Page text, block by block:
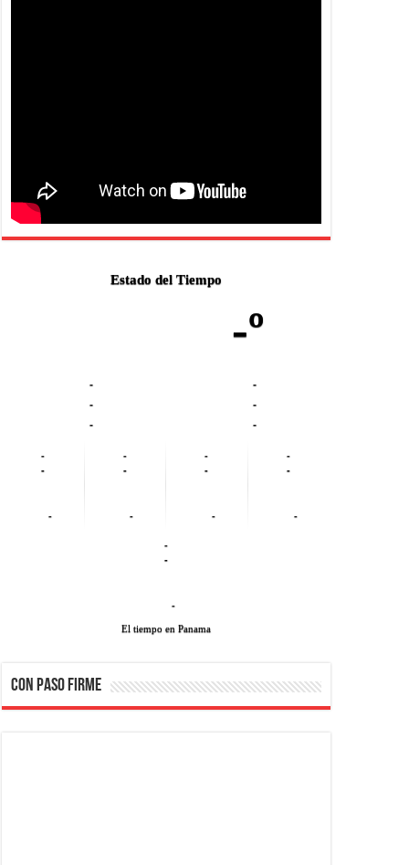
Estado del Tiempo
-º
-
-
-
-
-
-
-
-
-
-
-
-
-
-
-
-
-
-
-
-
-
El tiempo en Panama
CON PASO FIRME